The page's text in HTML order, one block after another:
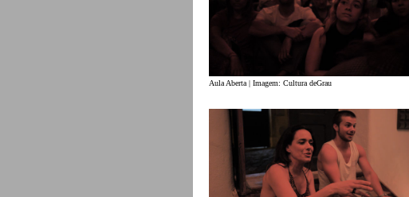
Aula Aberta | Imagem: Cultura deGrau